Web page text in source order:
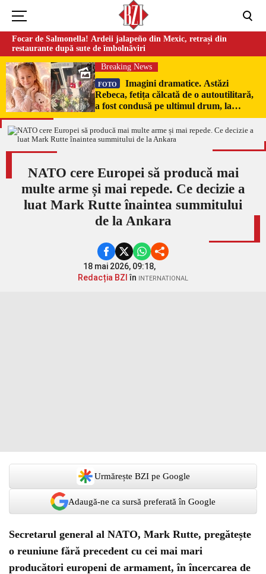
Focar de Salmonella! Ardeii jalapeño din Mexic, retrași din
restaurante după sute de îmbolnăviri
Breaking News
FOTO
Imagini dramatice. Astăzi
Rebeca, fetița călcată de o autoutilitară,
a fost condusă pe ultimul drum, la
Poduri. În sicriul alb al micuței au fost
puși pumni de bani și jucării –
EXCLUSIV
NATO cere Europei să producă mai
multe arme și mai repede. Ce decizie a
luat Mark Rutte înaintea summitului
de la Ankara
18 mai 2026, 09:18,
Redacția BZI în INTERNATIONAL
Urmărește BZI pe Google
Adaugă-ne ca sursă preferată în Google
Secretarul general al NATO, Mark Rutte, pregătește
o reuniune fără precedent cu cei mai mari
producători europeni de armament, în încercarea de